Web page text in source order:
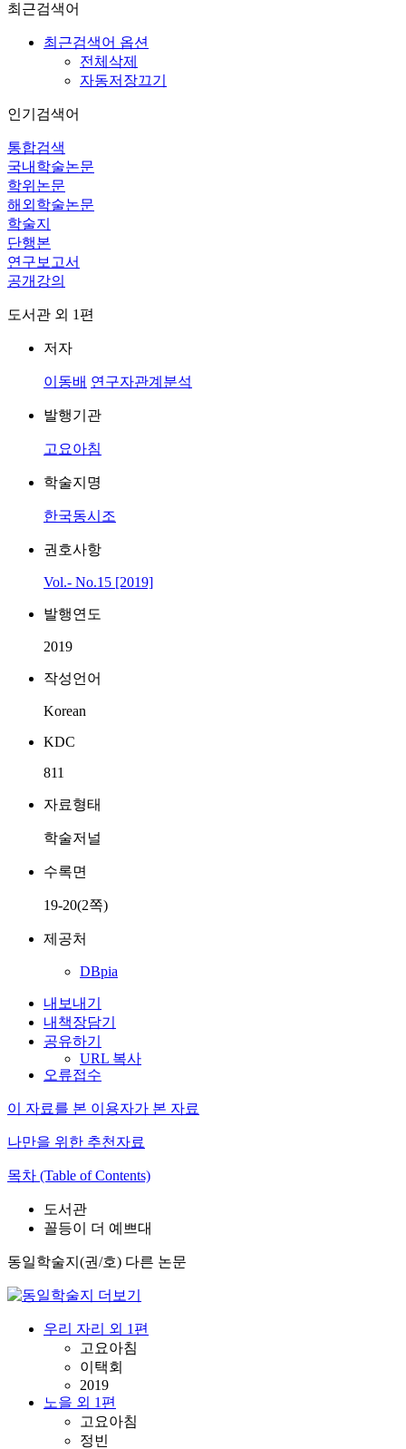
최근검색어
최근검색어 옵션
전체삭제
자동저장끄기
인기검색어
통합검색
국내학술논문
학위논문
해외학술논문
학술지
단행본
연구보고서
공개강의
도서관 외 1편
저자
이동배 연구자관계분석
발행기관
고요아침
학술지명
한국동시조
권호사항
Vol.- No.15 [2019]
발행연도
2019
작성언어
Korean
KDC
811
자료형태
학술저널
수록면
19-20(2쪽)
제공처
DBpia
내보내기
내책장담기
공유하기
URL 복사
오류접수
이 자료를 본 이용자가 본 자료
나만을 위한 추천자료
목차 (Table of Contents)
도서관
꼴등이 더 예쁘대
동일학술지(권/호) 다른 논문
우리 자리 외 1편
고요아침
이택회
2019
노을 외 1편
고요아침
정빈